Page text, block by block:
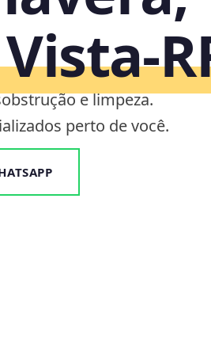
e limpeza.
perto de você.